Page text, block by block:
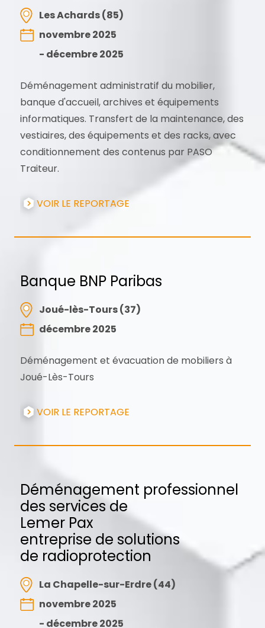
Déménagement administratif du mobilier,
banque d'accueil, archives et équipements
informatiques. Transfert de la maintenance, des
vestiaires, des équipements et des racks, avec
conditionnement des contenus par PASO
Traiteur.
VOIR LE REPORTAGE
Les Achards (85)
novembre 2025
- décembre 2025
Banque BNP Paribas
Déménagement et évacuation de mobiliers à
Joué-Lès-Tours
VOIR LE REPORTAGE
Joué-lès-Tours (37)
décembre 2025
Déménagement professionnel
des services de
Lemer Pax
entreprise de solutions
de radioprotection
La Chapelle-sur-Erdre (44)
novembre 2025
- décembre 2025